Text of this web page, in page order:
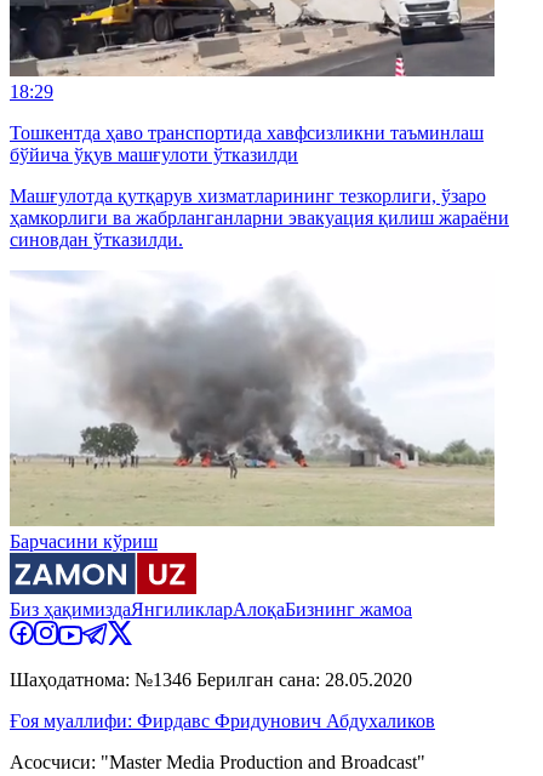
18:29
Тошкентда ҳаво транспортида хавфсизликни таъминлаш
бўйича ўқув машғулоти ўтказилди
Машғулотда қутқарув хизматларининг тезкорлиги, ўзаро
ҳамкорлиги ва жабрланганларни эвакуация қилиш жараёни
синовдан ўтказилди.
Барчасини кўриш
Биз ҳақимиздаЯнгиликларАлоқаБизнинг жамоа
Шаҳодатнома: №1346 Берилган сана: 28.05.2020
Ғоя муаллифи: Фирдавс Фридунович Абдухаликов
Асосчиси: "Master Media Production and Broadcast"